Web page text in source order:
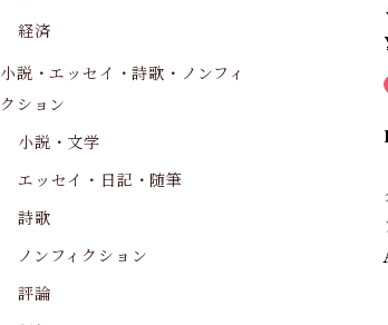
経済
小説・エッセイ・詩歌・ノンフィ
クション
小説・文学
エッセイ・日記・随筆
詩歌
ノンフィクション
評論